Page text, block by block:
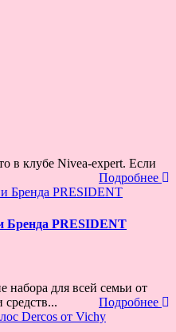
в клубе Nivea-expert. Если
Подробнее
Бренда PRESIDENT
набора для всей семьи от
средств...
Подробнее